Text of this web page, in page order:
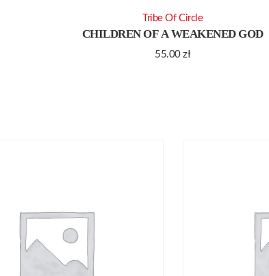
CHILDREN OF A WEAKENED GOD
55.00zł
Tribe Of Circle